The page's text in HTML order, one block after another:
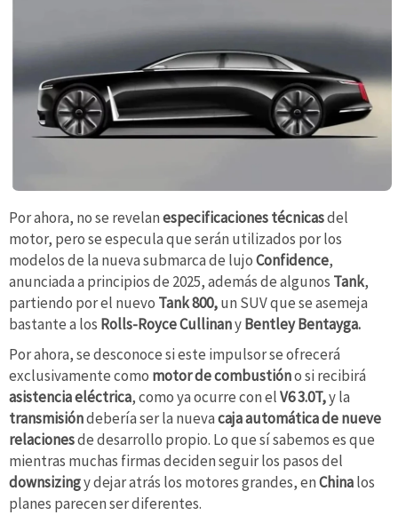
Por ahora, no se revelanespecificaciones técnicasdel
motor, pero se especula que serán utilizados por los
modelos de la nueva submarca de lujoConfidence,
anunciada a principios de 2025, además de algunos Tank,
partiendo por el nuevo Tank 800,un SUV que se asemeja
bastante a los Rolls-Royce CullinanyBentley Bentayga.
Por ahora, se desconoce si este impulsor se ofrecerá
exclusivamente como motor de combustióno si recibirá
asistencia eléctrica, como ya ocurre con elV6 3.0T,y la
transmisióndebería ser la nuevacaja automática de nueve
relacionesde desarrollo propio. Lo que sí sabemos es que
mientras muchas firmas deciden seguir los pasos del
downsizingy dejar atrás los motores grandes, enChinalos
planes parecen ser diferentes.